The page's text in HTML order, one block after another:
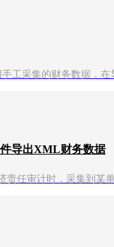
工采集的财务数据，
件导出XML财务数据
责任审计时，采集到